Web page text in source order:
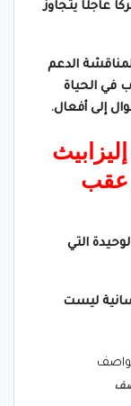
عاجلًا يتجاوز
الدعم
في الحياة
إلى أفعال.
عقب
التي
ليست